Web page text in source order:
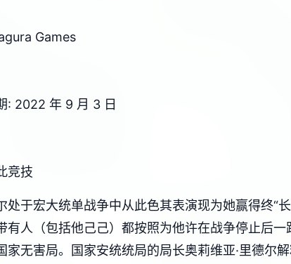
Games
: 2022 年 9 月 3 日
竞技
处于宏大统单战争中从此色其表演现为她赢得终“
有人（包括他己己）都按照为他许在战争停止后
家无害局。国家安统统局的局长奥莉维亚·里德尔